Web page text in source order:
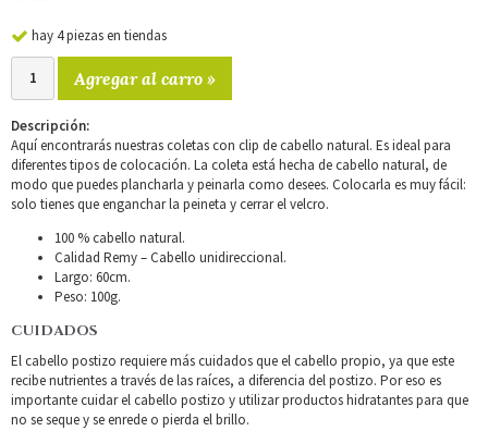
hay 4 piezas en tiendas
Agregar al carro »
Descripción:
Aquí encontrarás nuestras coletas con clip de cabello natural. Es ideal para
diferentes tipos de colocación. La coleta está hecha de cabello natural, de
modo que puedes plancharla y peinarla como desees. Colocarla es muy fácil:
solo tienes que enganchar la peineta y cerrar el velcro.
100 % cabello natural.
Calidad Remy – Cabello unidireccional.
Largo: 60cm.
Peso: 100g.
CUIDADOS
El cabello postizo requiere más cuidados que el cabello propio, ya que este
recibe nutrientes a través de las raíces, a diferencia del postizo. Por eso es
importante cuidar el cabello postizo y utilizar productos hidratantes para que
no se seque y se enrede o pierda el brillo.